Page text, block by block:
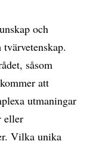
och
såsom
att
utmaningar
eller
Vilka unika